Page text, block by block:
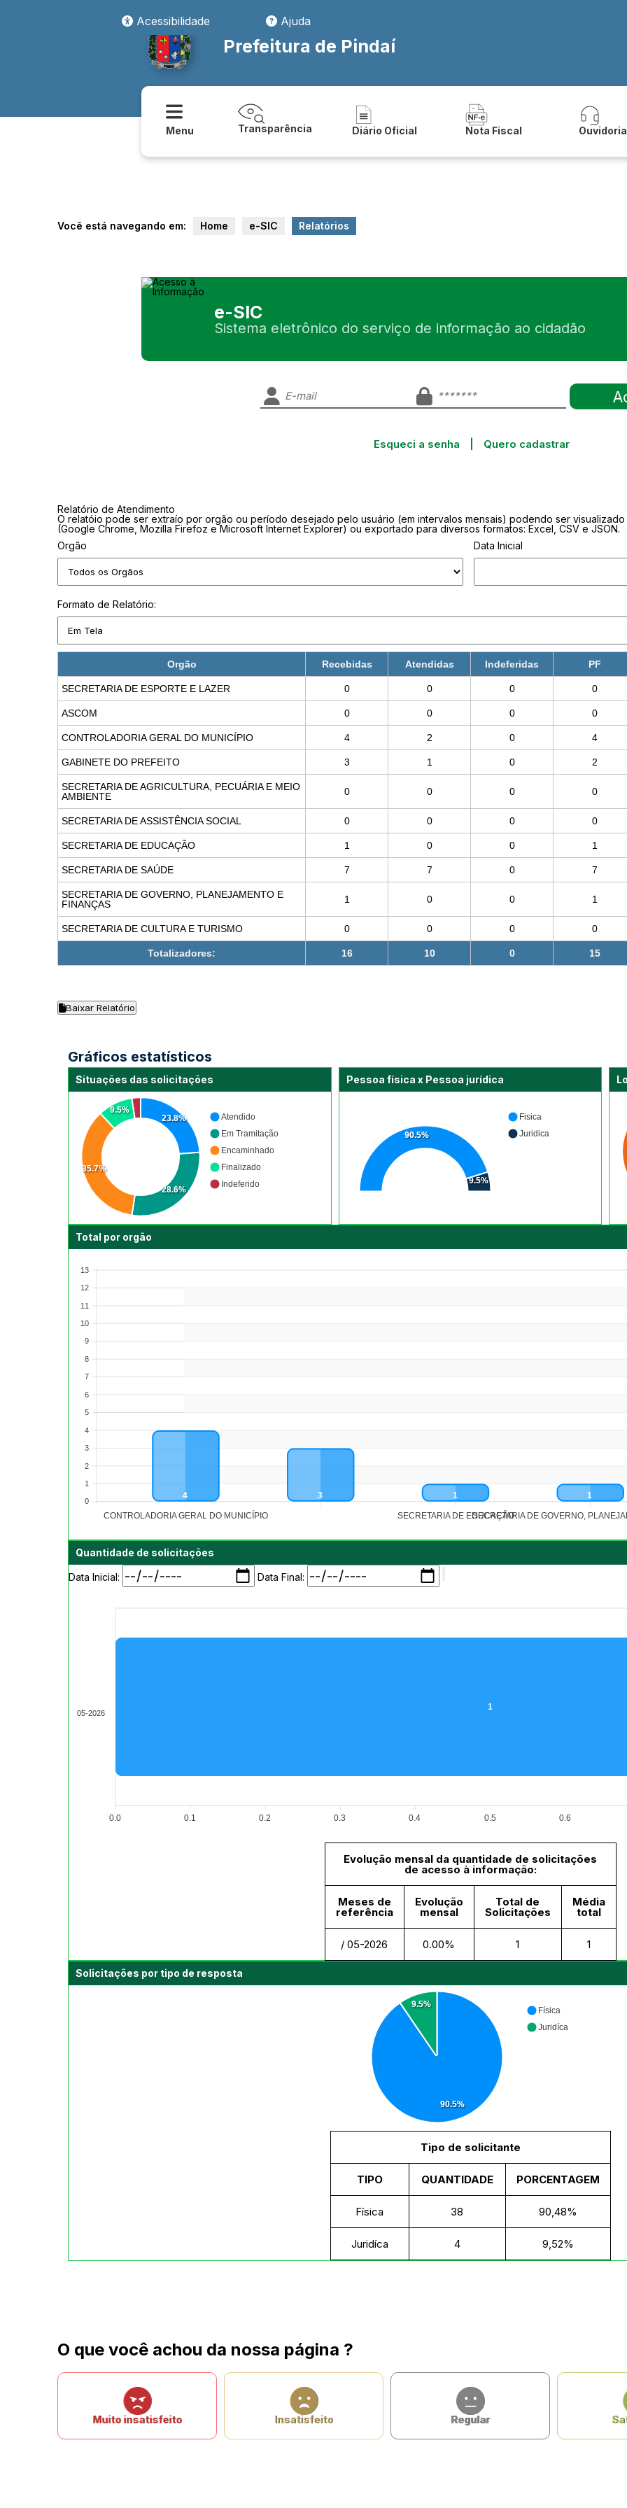
Acessibilidade
Ajuda
Prefeitura de Pindaí
Menu Transparência Diário Oficial Nota Fiscal Ouvidoria
Você está navegando em: Home e-SIC Relatórios
e-SIC
Sistema eletrônico do serviço de informação ao cidadão
Esqueci a senha Quero cadastrar
Relatório de Atendimento
O relatóio pode ser extraío por orgão ou período desejado pelo usuário (em intervalos mensais) podendo ser
(Google Chrome, Mozilla Firefoz e Microsoft Internet Explorer) ou exportado para diversos formatos: Excel, CSV e JSON.
Orgão
Data Inicial
Formato de Relatório:
Orgão Recebidas Atendidas Indeferidas PF
SECRETARIA DE ESPORTE E LAZER 0 0 0 0
ASCOM 0 0 0 0
CONTROLADORIA GERAL DO MUNICÍPIO 4 2 0 4
GABINETE DO PREFEITO 3 1 0 2
SECRETARIA DE AGRICULTURA, PECUÁRIA E MEIO
AMBIENTE
0 0 0 0
SECRETARIA DE ASSISTÊNCIA SOCIAL 0 0 0 0
SECRETARIA DE EDUCAÇÃO 1 0 0 1
SECRETARIA DE SAÚDE 7 7 0 7
SECRETARIA DE GOVERNO, PLANEJAMENTO E
FINANÇAS
1 0 0 1
SECRETARIA DE CULTURA E TURISMO 0 0 0 0
Totalizadores: 16 10 0 15
Baixar Relatório
Gráficos estatísticos
Situações das solicitações
23.8%
28.6%
35.7%
9.5%
Atendido
Em Tramitação
Encaminhado
Finalizado
Indeferido
Pessoa física x Pessoa jurídica
90.5%
9.5%
Fisica
Juridica
Total por orgão
13
12
11
10
9
8
7
6
5
4
3
2
1
0
4 3 1 1
CONTROLADORIA GERAL DO MUNICÍPIO SECRETARIA DE EDUCAÇÃOSECRETARIA DE GOVERNO,
Quantidade de solicitações
Data Inicial: Data Final:
1
05-2026
0.6
0.5
0.4
0.3
0.2
0.1
0.0
Evolução mensal da quantidade de solicitações
de acesso à informação:
Meses de
referência
Evolução
mensal
Total de
Solicitações
Média
total
/ 05-2026 0.00% 1 1
Solicitações por tipo de resposta
90.5%
9.5%
Física
Juridíca
Tipo de solicitante
TIPO QUANTIDADE PORCENTAGEM
Física 38 90,48%
Juridíca 4 9,52%
O que você achou da nossa página ?
Muito insatisfeito Insatisfeito Regular